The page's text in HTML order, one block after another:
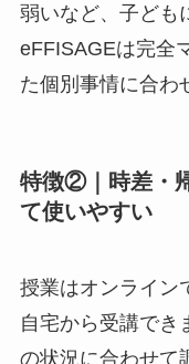
弱いなど、子ども
eFFISAGEは完全
た個別事情に合わ
特徴②｜時差・
て使いやすい
授業はオンライン
自宅から受講でき
の状況に合わせて